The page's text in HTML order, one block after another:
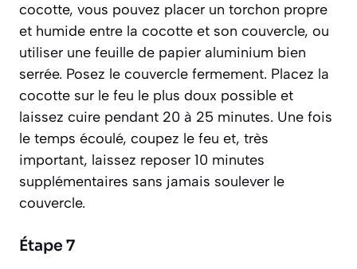
cocotte, vous pouvez placer un torchon propre
et humide entre la cocotte et son couvercle, ou
utiliser une feuille de papier aluminium bien
serrée. Posez le couvercle fermement. Placez la
cocotte sur le feu le plus doux possible et
laissez cuire pendant 20 à 25 minutes. Une fois
le temps écoulé, coupez le feu et, très
important, laissez reposer 10 minutes
supplémentaires sans jamais soulever le
couvercle.
Étape 7